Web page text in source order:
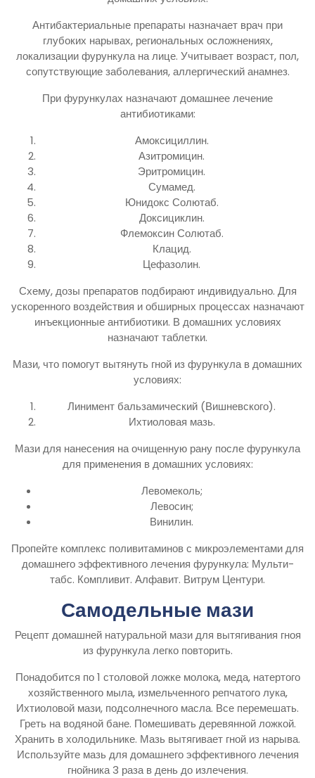
Антибактериальные препараты назначает врач при
глубоких нарывах, региональных осложнениях,
локализации фурункула на лице. Учитывает возраст, пол,
сопутствующие заболевания, аллергический анамнез.
При фурункулах назначают домашнее лечение
антибиотиками:
Амоксициллин.
Азитромицин.
Эритромицин.
Сумамед.
Юнидокс Солютаб.
Доксициклин.
Флемоксин Солютаб.
Клацид.
Цефазолин.
Схему, дозы препаратов подбирают индивидуально. Для
ускоренного воздействия и обширных процессах назначают
инъекционные антибиотики. В домашних условиях
назначают таблетки.
Мази, что помогут вытянуть гной из фурункула в домашних
условиях:
Линимент бальзамический (Вишневского).
Ихтиоловая мазь.
Мази для нанесения на очищенную рану после фурункула
для применения в домашних условиях:
Левомеколь;
Левосин;
Винилин.
Пропейте комплекс поливитаминов с микроэлементами для
домашнего эффективного лечения фурункула: Мульти-
табс. Компливит. Алфавит. Витрум Центури.
Самодельные мази
Рецепт домашней натуральной мази для вытягивания гноя
из фурункула легко повторить.
Понадобится по 1 столовой ложке молока, меда, натертого
хозяйственного мыла, измельченного репчатого лука,
Ихтиоловой мази, подсолнечного масла. Все перемешать.
Греть на водяной бане. Помешивать деревянной ложкой.
Хранить в холодильнике. Мазь вытягивает гной из нарыва.
Используйте мазь для домашнего эффективного лечения
гнойника 3 раза в день до излечения.